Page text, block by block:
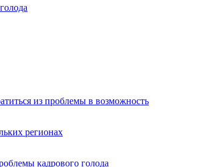
из проблемы в возможность
регионах
кадрового голода